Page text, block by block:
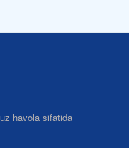
havola sifatida